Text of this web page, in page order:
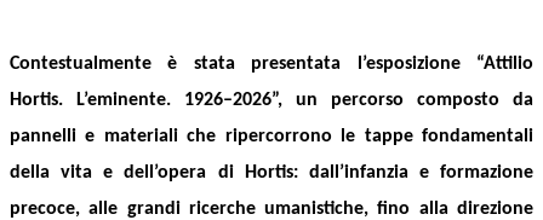
Contestualmenteè stata presentata l’esposizione “Attilio
Hortis. L’eminente. 1926–2026”, un percorso composto da
pannelli e materiali che ripercorrono le tappe fondamentali
della vita e dell’opera di Hortis: dall’infanzia e formazione
precoce, alle grandi ricerche umanistiche, fino alla direzione